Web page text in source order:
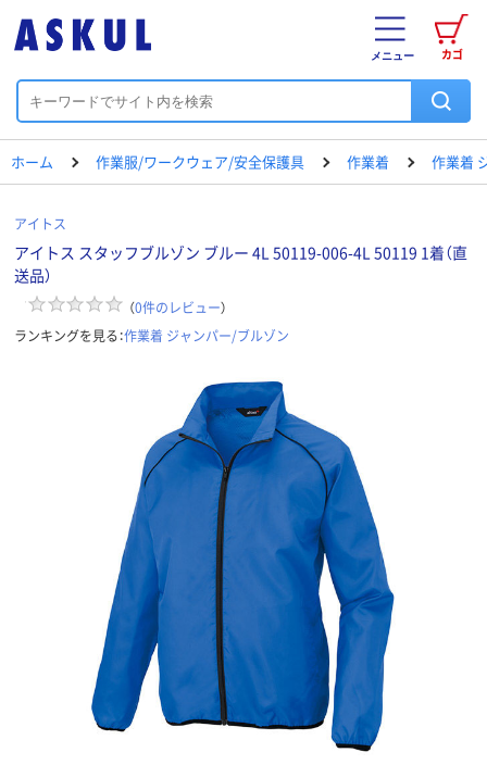
カゴ
メニュー
ホーム 作業服/ワークウェア/安全保護具 作業着 作業着
アイトス
アイトス スタッフブルゾン ブルー 4L 50119-006-4L 50119 1着（直
送品）
（0件のレビュー）
ランキングを見る：作業着 ジャンパー/ブルゾン